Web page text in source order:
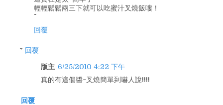
輕輕鬆鬆兩三下就可以吃蜜汁叉燒飯嘍！
回覆
回覆
版主 6/25/2010 4:22 下午
真的有這個醬~叉燒簡單到嚇人說!!!!
回覆